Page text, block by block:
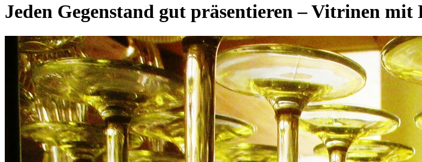
Jeden Gegenstand gut präsentieren – Vitrinen mit